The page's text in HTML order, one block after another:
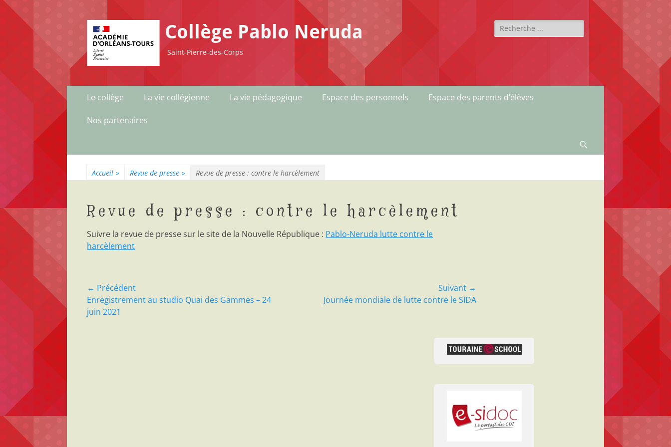
Collège Pablo Neruda
Saint-Pierre-des-Corps
Rechercher :
Menu
principal
contenu
Le collège La vie collégienne La vie pédagogique Espace des personnels Espace des parents d’élèves
Nos partenaires
Accueil » Revue de presse » Revue de presse : contre le harcèlement
Revue de presse : contre le harcèlement
Suivre la revue de presse sur le site de la Nouvelle République : Pablo-Neruda lutte contre le
harcèlement
Navigation
de
← Précédent
Article
précédent :
Enregistrement au studio Quai des Gammes – 24
juin 2021
Suivant →
Journée mondiale de lutte contre le SIDA